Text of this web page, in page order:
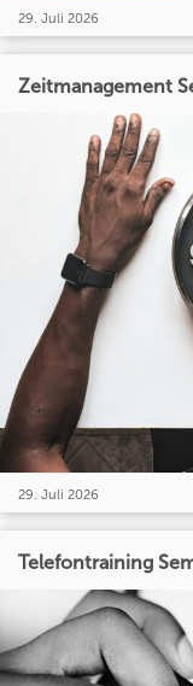
29. Juli 2026
Zeitmanagement
29. Juli 2026
Telefontraining